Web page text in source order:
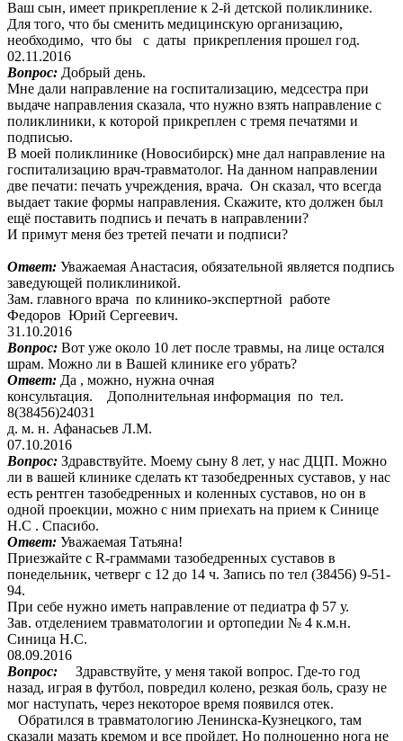
Ваш сын, имеет прикрепление к 2-й детской поликлинике.
Для того, что бы сменить медицинскую организацию,
необходимо, что бы с даты прикрепления прошел год.
02.11.2016
Вопрос: Добрый день.
Мне дали направление на госпитализацию, медсестра при
выдаче направления сказала, что нужно взять направление с
поликлиники, к которой прикреплен с тремя печатями и
подписью.
В моей поликлинике (Новосибирск) мне дал направление на
госпитализацию врач-травматолог. На данном направлении
две печати: печать учреждения, врача. Он сказал, что всегда
выдает такие формы направления. Скажите, кто должен был
ещё поставить подпись и печать в направлении?
И примут меня без третей печати и подписи?
Ответ: Уважаемая Анастасия, обязательной является подпись
заведующей поликлиникой.
Зам. главного врача по клинико-экспертной работе
Федоров Юрий Сергеевич.
31.10.2016
Вопрос: Вот уже около 10 лет после травмы, на лице остался
шрам. Можно ли в Вашей клинике его убрать?
Ответ: Да , можно, нужна очная
консультация. Дополнительная информация по тел.
8(38456)24031
д. м. н. Афанасьев Л.М.
07.10.2016
Вопрос: Здравствуйте. Моему сыну 8 лет, у нас ДЦП. Можно
ли в вашей клинике сделать кт тазобедренных суставов, у нас
есть рентген тазобедренных и коленных суставов, но он в
одной проекции, можно с ним приехать на прием к Синице
Н.С . Спасибо.
Ответ: Уважаемая Татьяна!
Приезжайте с R-граммами тазобедренных суставов в
понедельник, четверг с 12 до 14 ч. Запись по тел (38456) 9-51-
94.
При себе нужно иметь направление от педиатра ф 57 у.
Зав. отделением травматологии и ортопедии № 4 к.м.н.
Синица Н.С.
08.09.2016
Вопрос:
Здравствуйте, у меня такой вопрос. Где-то год
назад, играя в футбол, повредил колено, резкая боль, сразу не
мог наступать, через некоторое время появился отек.
Обратился в травматологию Ленинска-Кузнецкого, там
сказали мазать кремом и все пройдет. Но полноценно нога не